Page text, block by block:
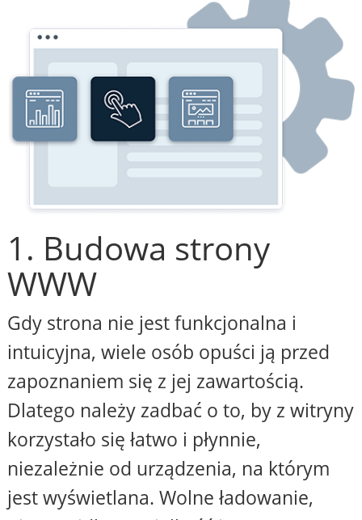
1. Budowa strony
WWW
Gdy strona nie jest funkcjonalna i
intuicyjna, wiele osób opuści ją przed
zapoznaniem się z jej zawartością.
Dlatego należy zadbać o to, by z witryny
korzystało się łatwo i płynnie,
niezależnie od urządzenia, na którym
jest wyświetlana. Wolne ładowanie,